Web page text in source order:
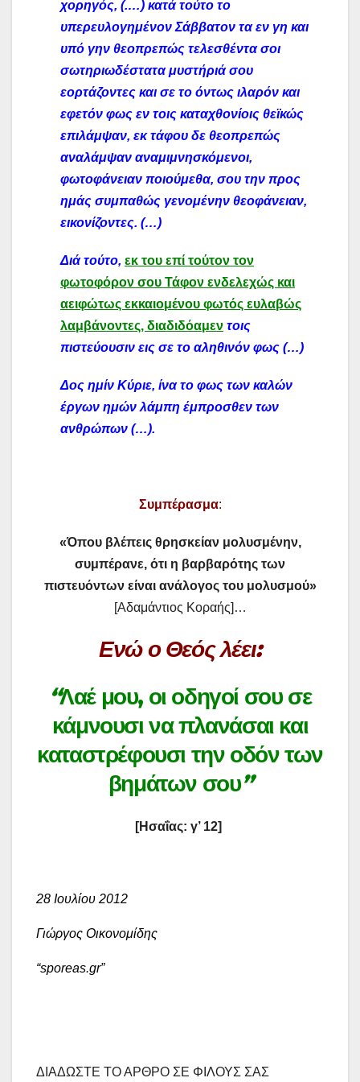
χορηγός, (.…) κατά τούτο το
υπερευλογημένον Σάββατον τα εν γη και
υπό γην θεοπρεπώς τελεσθέντα σοι
σωτηριωδέστατα μυστήριά σου
εορτάζοντες και σε το όντως ιλαρόν και
εφετόν φως εν τοις καταχθονίοις θεϊκώς
επιλάμψαν, εκ τάφου δε θεοπρεπώς
αναλάμψαν αναμιμνησκόμενοι,
φωτοφάνειαν ποιούμεθα, σου την προς
ημάς συμπαθώς γενομένην θεοφάνειαν,
εικονίζοντες. (…)
Διά τούτο, εκ του επί τούτον τον
φωτοφόρον σου Τάφον ενδελεχώς και
αειφώτως εκκαιομένου φωτός ευλαβώς
λαμβάνοντες, διαδιδόαμεν τοις
πιστεύουσιν εις σε το αληθινόν φως (…)
Δος ημίν Κύριε, ίνα το φως των καλών
έργων ημών λάμπη έμπροσθεν των
ανθρώπων (…).
Συμπέρασμα:
«Όπου βλέπεις θρησκείαν μολυσμένην,
συμπέρανε, ότι η βαρβαρότης των
πιστευόντων είναι ανάλογος του μολυσμού»
[Αδαμάντιος Κοραής]…
Ενώ ο Θεός λέει:
“Λαέ μου, οι οδηγοί σου σε
κάμνουσι να πλανάσαι και
καταστρέφουσι την οδόν των
βημάτων σου”
[Ησαΐας: γ’ 12]
28 Ιουλίου 2012
Γιώργος Οικονομίδης
“sporeas.gr”
ΔΙΑΔΩΣΤΕ ΤΟ ΑΡΘΡΟ ΣΕ ΦΙΛΟΥΣ ΣΑΣ